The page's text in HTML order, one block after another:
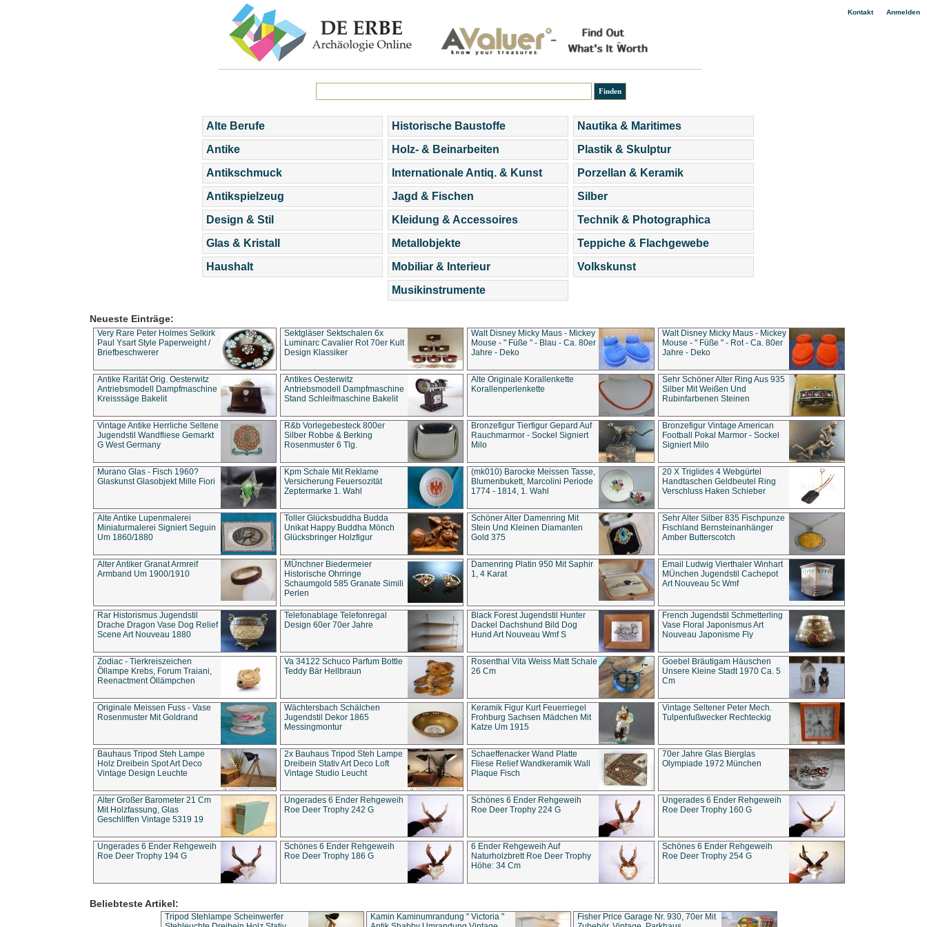
Kontakt| Anmelden
Alte Berufe
Antike
Antikschmuck
Antikspielzeug
Design & Stil
Glas & Kristall
Haushalt
Historische Baustoffe
Holz- & Beinarbeiten
Internationale Antiq. & Kunst
Jagd & Fischen
Kleidung & Accessoires
Metallobjekte
Mobiliar & Interieur
Musikinstrumente
Nautika & Maritimes
Plastik & Skulptur
Porzellan & Keramik
Silber
Technik & Photographica
Teppiche & Flachgewebe
Volkskunst
Neueste Einträge:
Very Rare Peter Holmes Selkirk
Paul Ysart Style Paperweight /
Briefbeschwerer
Sektgläser Sektschalen 6x
Luminarc Cavalier Rot 70er Kult
Design Klassiker
Walt Disney Micky Maus - Mickey
Mouse - " Füße " - Blau - Ca. 80er
Jahre - Deko
Walt Disney Micky Maus - Mickey
Mouse - " Füße " - Rot - Ca. 80er
Jahre - Deko
Antike Rarität Orig. Oesterwitz
Antriebsmodell Dampfmaschine
Kreisssäge Bakelit
Antikes Oesterwitz
Antriebsmodell Dampfmaschine
Stand Schleifmaschine Bakelit
Alte Originale Korallenkette
Korallenperlenkette
Sehr Schöner Alter Ring Aus 935
Silber Mit Weißen Und
Rubinfarbenen Steinen
Vintage Antike Herrliche Seltene
Jugendstil Wandfliese Gemarkt
G West Germany
R&b Vorlegebesteck 800er
Silber Robbe & Berking
Rosenmuster 6 Tlg.
Bronzefigur Tierfigur Gepard Auf
Rauchmarmor - Sockel Signiert
Milo
Bronzefigur Vintage American
Football Pokal Marmor - Sockel
Signiert Milo
Murano Glas - Fisch 1960?
Glaskunst Glasobjekt Mille Fiori
Kpm Schale Mit Reklame
Versicherung Feuersozität
Zeptermarke 1. Wahl
(mk010) Barocke Meissen Tasse,
Blumenbukett, Marcolini Periode
1774 - 1814, 1. Wahl
20 X Triglides 4 Webgürtel
Handtaschen Geldbeutel Ring
Verschluss Haken Schieber
Alte Antike Lupenmalerei
Miniaturmalerei Signiert Seguin
Um 1860/1880
Toller Glücksbuddha Budda
Unikat Happy Buddha Mönch
Glücksbringer Holzfigur
Schöner Alter Damenring Mit
Stein Und Kleinen Diamanten
Gold 375
Sehr Alter Silber 835 Fischpunze
Fischland Bernsteinanhänger
Amber Butterscotch
Alter Antiker Granat Armreif
Armband Um 1900/1910
MÜnchner Biedermeier
Historische Ohrringe
Schaumgold 585 Granate Simili
Perlen
Damenring Platin 950 Mit Saphir
1, 4 Karat
Email Ludwig Vierthaler Winhart
MÜnchen Jugendstil Cachepot
Art Nouveau 5c Wmf
Rar Historismus Jugendstil
Drache Dragon Vase Dog Relief
Scene Art Nouveau 1880
Telefonablage Telefonregal
Design 60er 70er Jahre
Black Forest Jugendstil Hunter
Dackel Dachshund Bild Dog
Hund Art Nouveau Wmf S
French Jugendstil Schmetterling
Vase Floral Japonismus Art
Nouveau Japonisme Fly
Zodiac - Tierkreiszeichen
Öllampe Krebs, Forum Traiani,
Reenactment Öllämpchen
Va 34122 Schuco Parfum Bottle
Teddy Bär Hellbraun
Rosenthal Vita Weiss Matt Schale
26 Cm
Goebel Bräutigam Häuschen
Unsere Kleine Stadt 1970 Ca. 5
Cm
Originale Meissen Fuss - Vase
Rosenmuster Mit Goldrand
Wächtersbach Schälchen
Jugendstil Dekor 1865
Messingmontur
Keramik Figur Kurt Feuerriegel
Frohburg Sachsen Mädchen Mit
Katze Um 1915
Vintage Seltener Peter Mech.
Tulpenfußwecker Rechteckig
Bauhaus Tripod Steh Lampe
Holz Dreibein Spot Art Deco
Vintage Design Leuchte
2x Bauhaus Tripod Steh Lampe
Dreibein Stativ Art Deco Loft
Vintage Studio Leucht
Schaeffenacker Wand Platte
Fliese Relief Wandkeramik Wall
Plaque Fisch
70er Jahre Glas Bierglas
Olympiade 1972 München
Alter Großer Barometer 21 Cm
Mit Holzfassung, Glas
Geschliffen Vintage 5319 19
Ungerades 6 Ender Rehgeweih
Roe Deer Trophy 242 G
Schönes 6 Ender Rehgeweih
Roe Deer Trophy 224 G
Ungerades 6 Ender Rehgeweih
Roe Deer Trophy 160 G
Ungerades 6 Ender Rehgeweih
Roe Deer Trophy 194 G
Schönes 6 Ender Rehgeweih
Roe Deer Trophy 186 G
6 Ender Rehgeweih Auf
Naturholzbrett Roe Deer Trophy
Höhe: 34 Cm
Schönes 6 Ender Rehgeweih
Roe Deer Trophy 254 G
Beliebteste Artikel:
Tripod Stehlampe Scheinwerfer
Kamin Kaminumrandung " Victoria "
Fisher Price Garage Nr. 930, 70er Mit